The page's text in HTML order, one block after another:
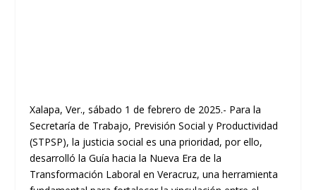
Xalapa, Ver., sábado 1 de febrero de 2025.- Para la
Secretaría de Trabajo, Previsión Social y Productividad
(STPSP), la justicia social es una prioridad, por ello,
desarrolló la Guía hacia la Nueva Era de la
Transformación Laboral en Veracruz, una herramienta